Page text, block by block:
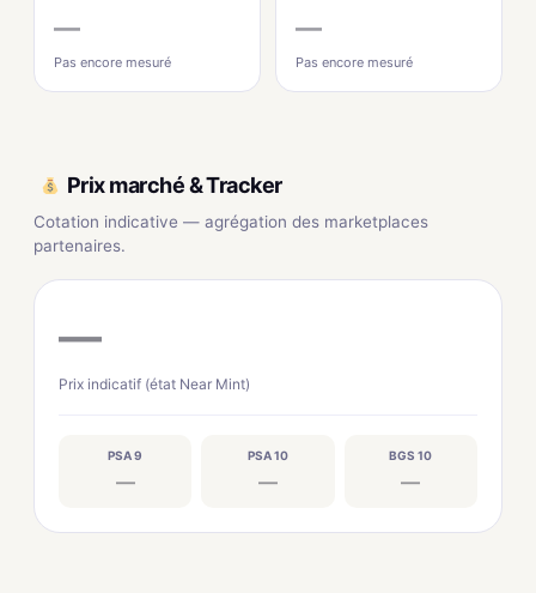
—
Pas encore mesuré
—
Pas encore mesuré
Prix marché & Tracker
Cotation indicative — agrégation des marketplaces
partenaires.
—
Prix indicatif (état Near Mint)
PSA 9
—
PSA 10
—
BGS 10
—